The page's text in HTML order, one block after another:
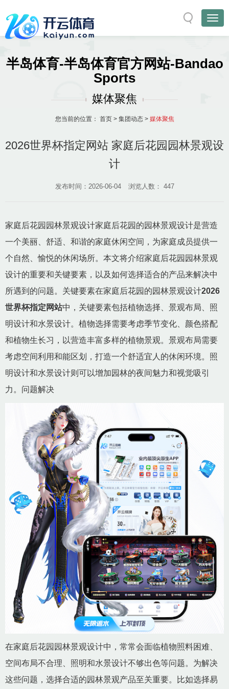
半岛体育-半岛体育官方网站-Bandao
Sports
媒体聚焦
您当前的位置： 首页> 集团动态> 媒体聚焦
2026世界杯指定网站 家庭后花园园林景观设
计
发布时间：2026-06-04 浏览人数： 447
家庭后花园园林景观设计家庭后花园的园林景观设计是营造
一个美丽、舒适、和谐的家庭休闲空间，为家庭成员提供一
个自然、愉悦的休闲场所。本文将介绍家庭后花园园林景观
设计的重要和关键要素，以及如何选择适合的产品来解决中
所遇到的问题。关键要素在家庭后花园的园林景观设计2026
世界杯指定网站中，关键要素包括植物选择、景观布局、照
明设计和水景设计。植物选择需要考虑季节变化、颜色搭配
和植物生长习，以营造丰富多样的植物景观。景观布局需要
考虑空间利用和能区划，打造一个舒适宜人的休闲环境。照
明设计和水景设计则可以增加园林的夜间魅力和视觉吸引
力。问题解决
在家庭后花园园林景观设计中，常常会面临植物照料困难、
空间布局不合理、照明和水景设计不够出色等问题。为解决
这些问题，选择合适的园林景观产品至关重要。比如选择易